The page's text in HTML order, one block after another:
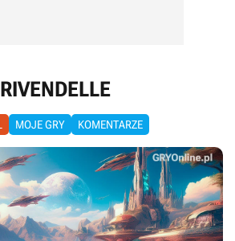
RIVENDELLE
MOJE GRY KOMENTARZE